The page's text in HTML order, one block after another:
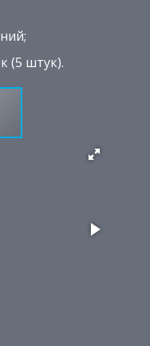
(5 штук).